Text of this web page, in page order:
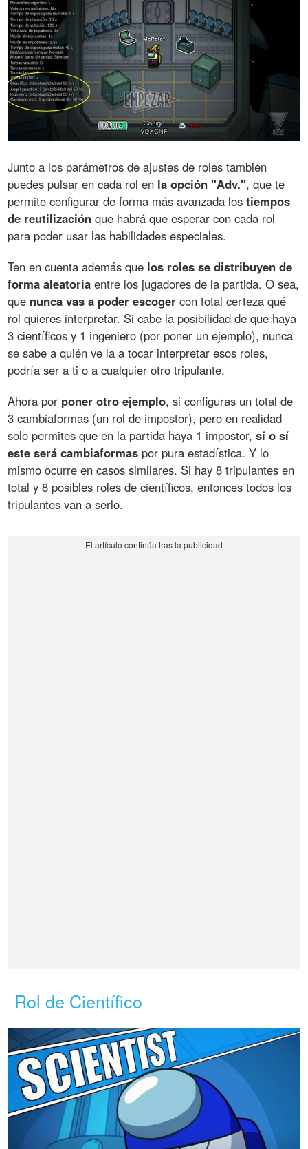
Junto a los parámetros de ajustes de roles también
puedes pulsar en cada rol en la opción "Adv.", que te
permite configurar de forma más avanzada lostiempos
de reutilización que habrá que esperar con cada rol
para poder usar las habilidades especiales.
Ten en cuenta además que los roles se distribuyen de
forma aleatoria entre los jugadores de la partida. O sea,
que nunca vas a poder escoger con total certeza qué
rol quieres interpretar. Si cabe la posibilidad de que haya
3 científicos y 1 ingeniero (por poner un ejemplo), nunca
se sabe a quién ve la a tocar interpretar esos roles,
podría ser a ti o a cualquier otro tripulante.
Ahora por poner otro ejemplo, si configuras un total de
3 cambiaformas (un rol de impostor), pero en realidad
solo permites que en la partida haya 1 impostor,sí o sí
este será cambiaformas por pura estadística. Y lo
mismo ocurre en casos similares. Si hay 8 tripulantes en
total y 8 posibles roles de científicos, entonces todos los
tripulantes van a serlo.
Rol de Científico